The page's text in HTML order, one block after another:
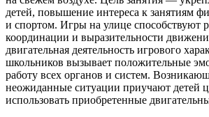
детей, повышение интереса к занятиям
и спортом. Игры на улице способствуют
координации и выразительности
двигательная деятельность игрового
школьников вызывает положительные
работу всех органов и систем.
неожиданные ситуации приучают детей
использовать приобретенные